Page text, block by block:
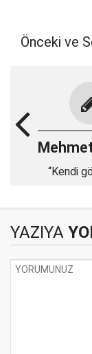
Önceki ve
“Kendi
YAZIYA